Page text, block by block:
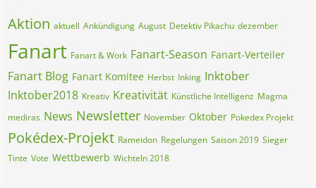
Aktion aktuell Ankündigung August Detektiv Pikachu dezember
Fanart Fanart & Work Fanart-Season Fanart-Verteiler
Fanart Blog Fanart Komitee Herbst Inking Inktober
Inktober2018 Kreativ Kreativität Künstliche Intelligenz Magma
mediras News Newsletter November Oktober Pokedex Projekt
Pokédex-Projekt Rameidon Regelungen Saison 2019 Sieger
Tinte Vote Wettbewerb Wichteln 2018